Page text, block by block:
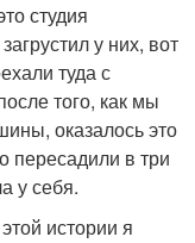
студия
у них, вот
туда с
того, как мы
оказалось это
пересадили в три
у себя.
истории я